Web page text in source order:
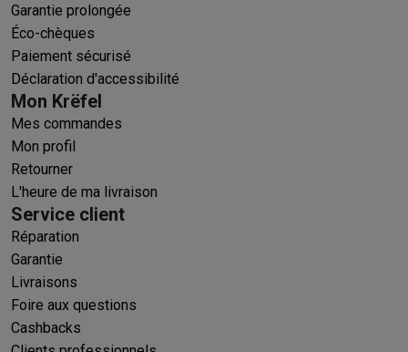
Garantie prolongée
Éco-chèques
Paiement sécurisé
Déclaration d'accessibilité
Mon Krëfel
Mes commandes
Mon profil
Retourner
L'heure de ma livraison
Service client
Réparation
Garantie
Livraisons
Foire aux questions
Cashbacks